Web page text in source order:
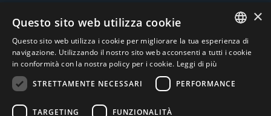
Accetto la Privacy Policy*
ITALIAN
×
Questo sito web utilizza cookie
Questo sito web utilizza i cookie per migliorare la tua esperienza di
navigazione. Utilizzando il nostro sito web acconsenti a tutti i cookie
in conformità con la nostra policy per i cookie. Leggi di più
STRETTAMENTE NECESSARI
PERFORMANCE
TARGETING FUNZIONALITÀ